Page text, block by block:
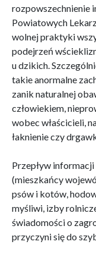
rozpowszechnienie
Powiatowych
wolnej praktyki
podejrzeń
u dzikich.
takie anormalne
zanik naturalnej
człowiekiem,
wobec właścicieli,
łaknienie czy
Przepływ
(mieszkańcy
psów i kotów,
myśliwi, izby
świadomości o
przyczyni się do